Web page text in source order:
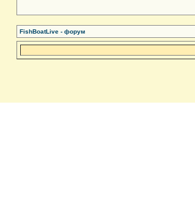
FishBoatLive - форум